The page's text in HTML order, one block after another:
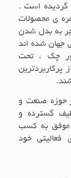
گردیده است .
ی محصولات
به بدل شدن
جهان شده اند
چک ، تحت
پرکاربردترین
فعالیت در حوزه صنعت و
گسترده و
موفق به کسب
خود